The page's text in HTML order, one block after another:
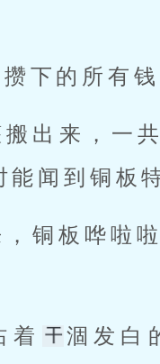
下的所有钱
出来，一
能闻到铜板
铜板哗啦
着 涸发白